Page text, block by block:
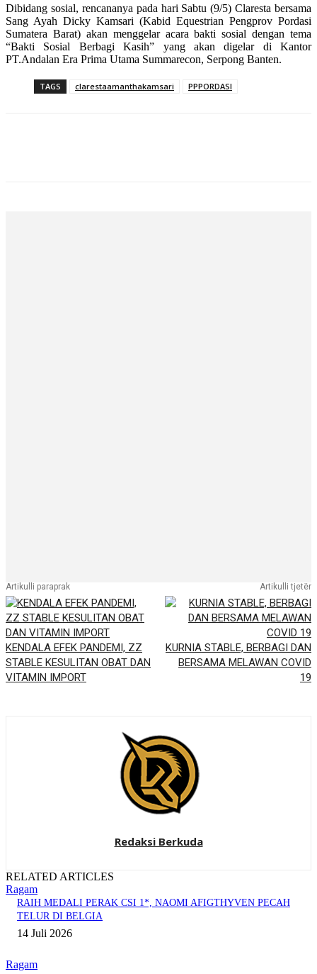
Dibidang sosial, rencananya pada hari Sabtu (9/5) Claresta bersama
Sang Ayah Dicky Kamsari (Kabid Equestrian Pengprov Pordasi
Sumatera Barat) akan menggelar acara bakti sosial dengan tema
“Bakti Sosial Berbagi Kasih” yang akan digelar di Kantor
PT.Andalan Era Prima Utama Summarecon, Serpong Banten.
TAGS clarestaamanthakamsari PPPORDASI
Artikulli paraprak
KENDALA EFEK PANDEMI, ZZ
STABLE KESULITAN OBAT DAN
VITAMIN IMPORT
Artikulli tjetër
KURNIA STABLE, BERBAGI DAN
BERSAMA MELAWAN COVID
19
Redaksi Berkuda
RELATED ARTICLES
Ragam
RAIH MEDALI PERAK CSI 1*, NAOMI AFIGTHYVEN PECAH
TELUR DI BELGIA
14 Juli 2026
Ragam